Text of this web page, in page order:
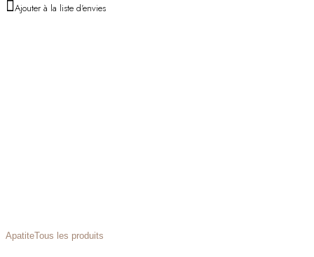
initial
actuel
Ajouter à la liste d'envies
ApatiteTous les produits